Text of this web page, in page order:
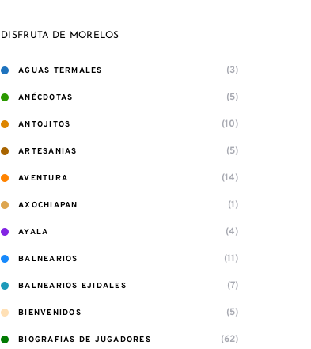
DISFRUTA DE MORELOS
AGUAS TERMALES (3)
ANÉCDOTAS (5)
ANTOJITOS (10)
ARTESANIAS (5)
AVENTURA (14)
AXOCHIAPAN (1)
AYALA (4)
BALNEARIOS (11)
BALNEARIOS EJIDALES (7)
BIENVENIDOS (5)
BIOGRAFIAS DE JUGADORES (62)